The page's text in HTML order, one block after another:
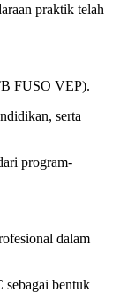
praktik telah
FUSO VEP).
serta
program-
dalam
sebagai bentuk